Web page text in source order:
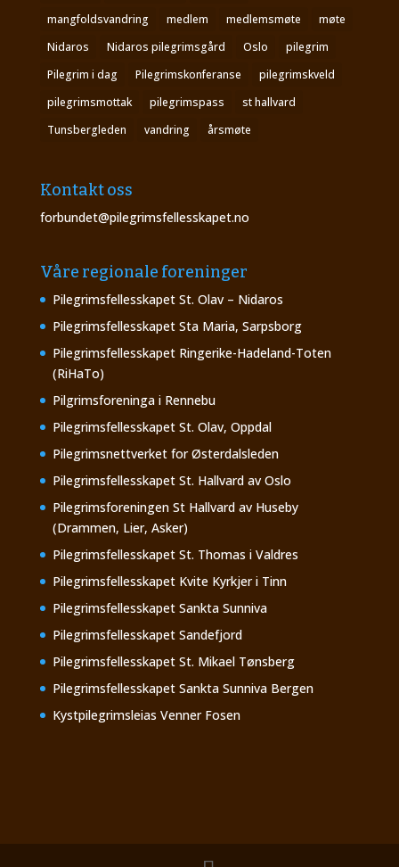
mangfoldsvandring
medlem medlemsmøte
møte
Nidaros
Nidaros pilegrimsgård Oslo
pilegrim
Pilegrim i dag
Pilegrimskonferanse
pilegrimskveld
pilegrimsmottak
pilegrimspass
st hallvard
Tunsbergleden
vandring årsmøte
Kontakt oss
forbundet@pilegrimsfellesskapet.no
Våre regionale foreninger
Pilegrimsfellesskapet St. Olav – Nidaros
Pilegrimsfellesskapet Sta Maria, Sarpsborg
Pilegrimsfellesskapet Ringerike-Hadeland-Toten
(RiHaTo)
Pilgrimsforeninga i Rennebu
Pilegrimsfellesskapet St. Olav, Oppdal
Pilegrimsnettverket for Østerdalsleden
Pilegrimsfellesskapet St. Hallvard av Oslo
Pilegrimsforeningen St Hallvard av Huseby
(Drammen, Lier, Asker)
Pilegrimsfellesskapet St. Thomas i Valdres
Pilegrimsfellesskapet Kvite Kyrkjer i Tinn
Pilegrimsfellesskapet Sankta Sunniva
Pilegrimsfellesskapet Sandefjord
Pilegrimsfellesskapet St. Mikael Tønsberg
Pilegrimsfellesskapet Sankta Sunniva Bergen
Kystpilegrimsleias Venner Fosen